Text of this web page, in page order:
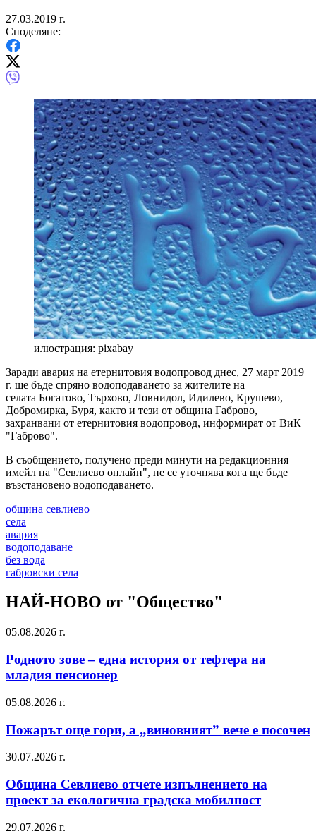
27.03.2019 г.
Споделяне:
илюстрация: pixabay
Заради авария на етернитовия водопровод днес, 27 март 2019
г. ще бъде спряно водоподаването за жителите на
селата Богатово, Търхово, Ловнидол, Идилево, Крушево,
Добромирка, Буря, както и тези от община Габрово,
захранвани от етернитовия водопровод, информират от ВиК
"Габрово".
В съобщението, получено преди минути на редакционния
имейл на "Севлиево онлайн", не се уточнява кога ще бъде
възстановено водоподаването.
община севлиево
села
авария
водоподаване
без вода
габровски села
НАЙ-НОВО от "Общество"
05.08.2026 г.
Родното зове – една история от тефтера на
младия пенсионер
05.08.2026 г.
Пожарът още гори, а „виновният” вече е посочен
30.07.2026 г.
Община Севлиево отчете изпълнението на
проект за екологична градска мобилност
29.07.2026 г.